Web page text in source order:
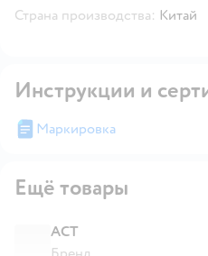
Страна производства: Китай
Инструкции и
Маркировка
Ещё товары
АСТ